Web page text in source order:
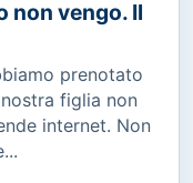
non vengo. Il
prenotato
figlia non
internet. Non